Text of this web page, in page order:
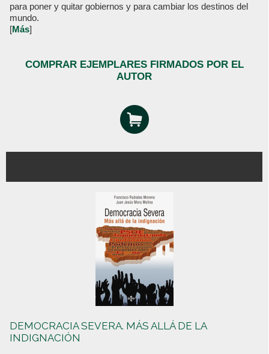
para poner y quitar gobiernos y para cambiar los destinos del
mundo.
[Más]
COMPRAR EJEMPLARES FIRMADOS POR EL
AUTOR
DEMOCRACIA SEVERA. MÁS ALLÁ DE LA
INDIGNACIÓN